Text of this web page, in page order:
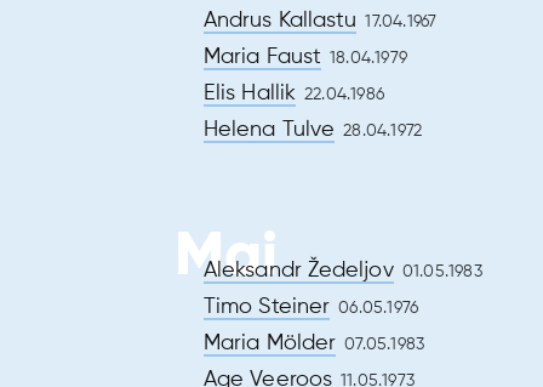
Andrus Kallastu 17.04.1967
Maria Faust 18.04.1979
Elis Hallik 22.04.1986
Helena Tulve 28.04.1972
Mai
Aleksandr Žedeljov 01.05.1983
Timo Steiner 06.05.1976
Maria Mölder 07.05.1983
Age Veeroos 11.05.1973